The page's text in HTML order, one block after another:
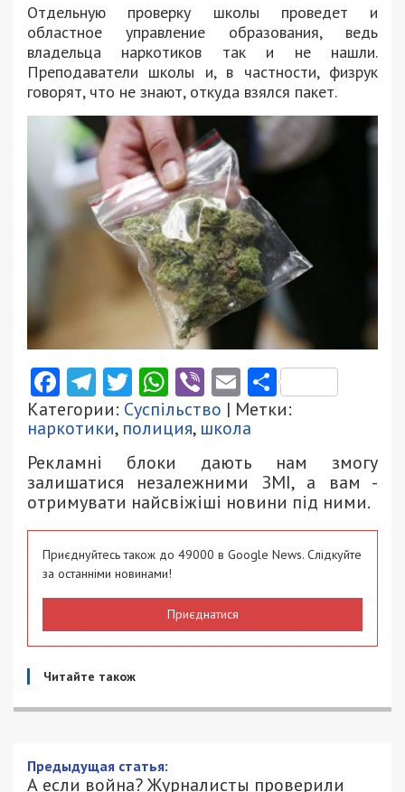
Отдельную проверку школы проведет и
областное управление образования, ведь
владельца наркотиков так и не нашли.
Преподаватели школы и, в частности, физрук
говорят, что не знают, откуда взялся пакет.
Facebook
Telegram
Twitter
WhatsApp
ViberEmail
Категории: Суспільство | Метки:
наркотики, полиция, школа
Рекламні блоки дають нам змогу
залишатися незалежними ЗМІ, а вам -
отримувати найсвіжіші новини під ними.
Приєднуйтесь також до 49000 в Google News. Слідкуйте
за останніми новинами!
Приєднатися
Читайте також
А если война? Журналисты проверили